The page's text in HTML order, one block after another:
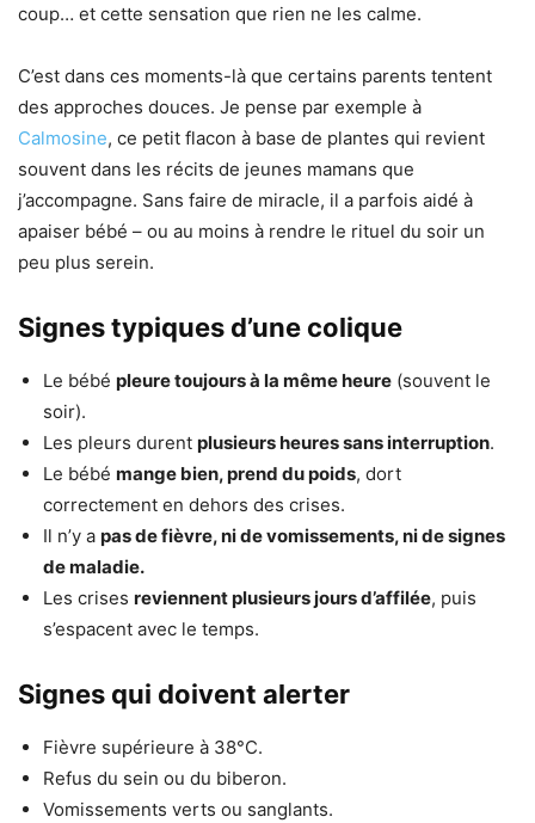
coup… et cette sensation que rien ne les calme.
C’est dans ces moments-là que certains parents tentent
des approches douces. Je pense par exemple à
Calmosine, ce petit flacon à base de plantes qui revient
souvent dans les récits de jeunes mamans que
j’accompagne. Sans faire de miracle, il a parfois aidé à
apaiser bébé – ou au moins à rendre le rituel du soir un
peu plus serein.
Signes typiques d’une colique
Le bébé pleure toujours à la même heure (souvent le
soir).
Les pleurs durent plusieurs heures sans interruption.
Le bébé mange bien, prend du poids, dort
correctement en dehors des crises.
Il n’y a pas de fièvre, ni de vomissements, ni de signes
de maladie.
Les crises reviennent plusieurs jours d’affilée, puis
s’espacent avec le temps.
Signes qui doivent alerter
Fièvre supérieure à 38°C.
Refus du sein ou du biberon.
Vomissements verts ou sanglants.